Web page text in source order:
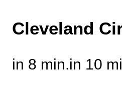
Cleveland
in 8 min.in 10